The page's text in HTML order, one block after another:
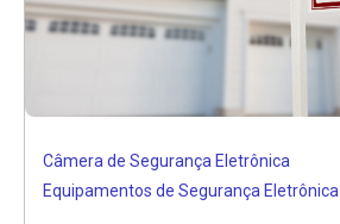
Câmera de Segurança Eletrônica
Equipamentos de Segurança Eletrônica